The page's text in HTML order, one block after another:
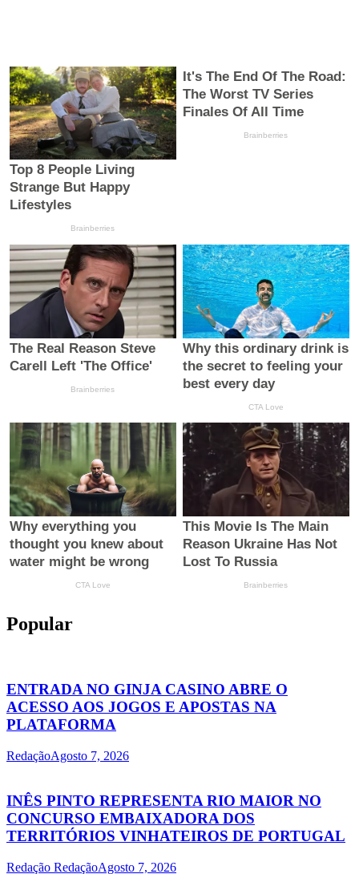
Popular
ENTRADA NO GINJA CASINO ABRE O
ACESSO AOS JOGOS E APOSTAS NA
PLATAFORMA
RedaçãoAgosto 7, 2026
INÊS PINTO REPRESENTA RIO MAIOR NO
CONCURSO EMBAIXADORA DOS
TERRITÓRIOS VINHATEIROS DE PORTUGAL
Redação RedaçãoAgosto 7, 2026